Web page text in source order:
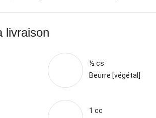
livraison
½ cs
Beurre [végétal]
1 cc